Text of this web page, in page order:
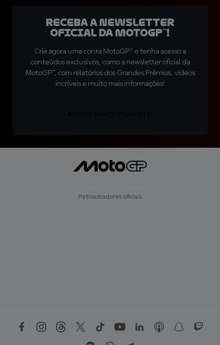
Receba a newsletter
oficial da MotoGP™!
Crie agora uma conta MotoGP™ e tenha acesso a
conteúdos exclusivos, como a newsletter oficial da
MotoGP™, com relatórios dos Grandes Prêmios, vídeos
incríveis e muito mais informações!
Patrocinadores oficiais